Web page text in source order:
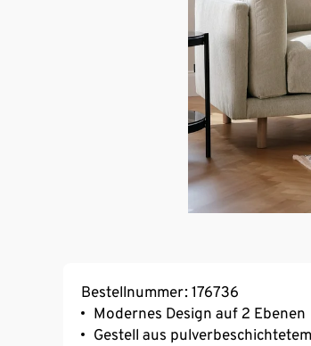
Bestellnummer: 176736
Modernes Design auf 2 Ebenen
Gestell aus